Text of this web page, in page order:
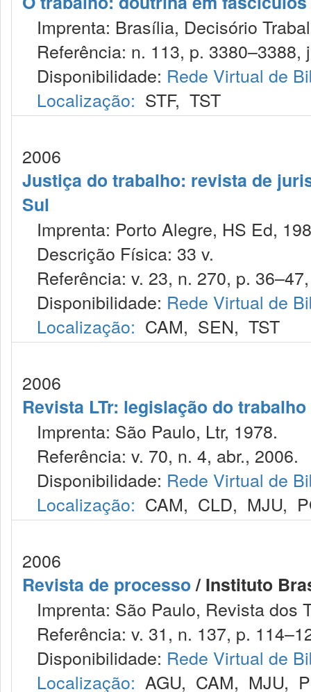
Imprenta: Brasília, Decisório
Referência: n. 113, p. 3380–3388,
Disponibilidade: Rede Virtual de
Localização: STF, TST
2006
Justiça do trabalho: revista de
Sul
Imprenta: Porto Alegre, HS Ed,
Descrição Física: 33 v.
Referência: v. 23, n. 270, p.
Disponibilidade: Rede Virtual de
Localização: CAM, SEN, TST
2006
Revista LTr: legislação do trabalho
Imprenta: São Paulo, Ltr, 1978.
Referência: v. 70, n. 4, abr., 2006.
Disponibilidade: Rede Virtual de
Localização: CAM, CLD, MJU,
2006
Revista de processo/ Instituto
Imprenta: São Paulo, Revista dos
Referência: v. 31, n. 137, p.
Disponibilidade: Rede Virtual de
Localização: AGU, CAM, MJU,